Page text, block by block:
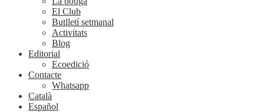
El Club
Butlletí setmanal
Activitats
Blog
Editorial
Ecoedició
Contacte
Whatsapp
Català
Español